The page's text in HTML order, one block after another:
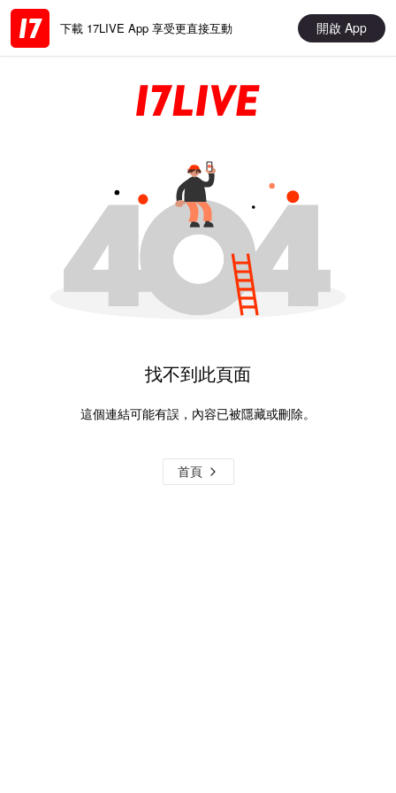
下載 17LIVE App 享受更直接互動 開啟 App
找不到此頁面
這個連結可能有誤，內容已被隱藏或刪除。
首頁